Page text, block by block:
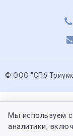
© ООО "СПб
Мы используем
аналитики,